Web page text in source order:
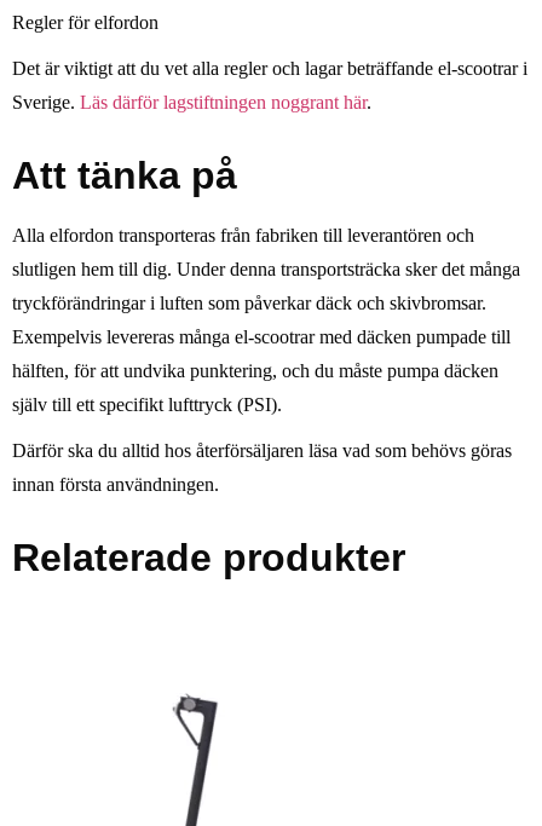
Regler för elfordon
Det är viktigt att du vet alla regler och lagar beträffande el-scootrar i
Sverige. Läs därför lagstiftningen noggrant här.
Att tänka på
Alla elfordon transporteras från fabriken till leverantören och
slutligen hem till dig. Under denna transportsträcka sker det många
tryckförändringar i luften som påverkar däck och skivbromsar.
Exempelvis levereras många el-scootrar med däcken pumpade till
hälften, för att undvika punktering, och du måste pumpa däcken
själv till ett specifikt lufttryck (PSI).
Därför ska du alltid hos återförsäljaren läsa vad som behövs göras
innan första användningen.
Relaterade produkter